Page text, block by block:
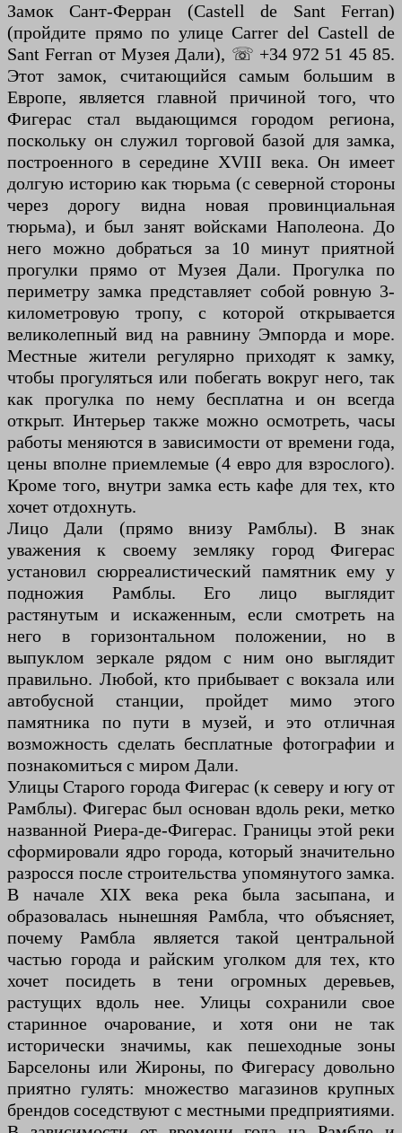
Замок Сант-Ферран (Castell de Sant Ferran)
(пройдите прямо по улице Carrer del Castell de
Sant Ferran от Музея Дали), ☏ +34 972 51 45 85.
Этот замок, считающийся самым большим в
Европе, является главной причиной того, что
Фигерас стал выдающимся городом региона,
поскольку он служил торговой базой для замка,
построенного в середине XVIII века. Он имеет
долгую историю как тюрьма (с северной стороны
через дорогу видна новая провинциальная
тюрьма), и был занят войсками Наполеона. До
него можно добраться за 10 минут приятной
прогулки прямо от Музея Дали. Прогулка по
периметру замка представляет собой ровную 3-
километровую тропу, с которой открывается
великолепный вид на равнину Эмпорда и море.
Местные жители регулярно приходят к замку,
чтобы прогуляться или побегать вокруг него, так
как прогулка по нему бесплатна и он всегда
открыт. Интерьер также можно осмотреть, часы
работы меняются в зависимости от времени года,
цены вполне приемлемые (4 евро для взрослого).
Кроме того, внутри замка есть кафе для тех, кто
хочет отдохнуть.
Лицо Дали (прямо внизу Рамблы). В знак
уважения к своему земляку город Фигерас
установил сюрреалистический памятник ему у
подножия Рамблы. Его лицо выглядит
растянутым и искаженным, если смотреть на
него в горизонтальном положении, но в
выпуклом зеркале рядом с ним оно выглядит
правильно. Любой, кто прибывает с вокзала или
автобусной станции, пройдет мимо этого
памятника по пути в музей, и это отличная
возможность сделать бесплатные фотографии и
познакомиться с миром Дали.
Улицы Старого города Фигерас (к северу и югу от
Рамблы). Фигерас был основан вдоль реки, метко
названной Риера-де-Фигерас. Границы этой реки
сформировали ядро ​​города, который значительно
разросся после строительства упомянутого замка.
В начале XIX века река была засыпана, и
образовалась нынешняя Рамбла, что объясняет,
почему Рамбла является такой центральной
частью города и райским уголком для тех, кто
хочет посидеть в тени огромных деревьев,
растущих вдоль нее. Улицы сохранили свое
старинное очарование, и хотя они не так
исторически значимы, как пешеходные зоны
Барселоны или Жироны, по Фигерасу довольно
приятно гулять: множество магазинов крупных
брендов соседствуют с местными предприятиями.